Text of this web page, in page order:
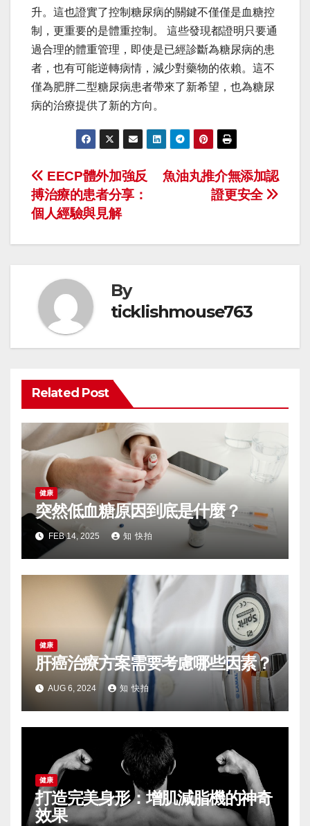
升。這也證實了控制糖尿病的關鍵不僅僅是血糖控
制，更重要的是體重控制。 這些發現都證明只要通
過合理的體重管理，即使是已經診斷為糖尿病的患
者，也有可能逆轉病情，減少對藥物的依賴。這不
僅為肥胖二型糖尿病患者帶來了新希望，也為糖尿
病的治療提供了新的方向。
Post
navigation
魚油丸推介無添加認
證更安全
EECP體外加強反
搏治療的患者分享：
個人經驗與見解
By
ticklishmouse763
Related Post
健康
突然低血糖原因到底是什麼？
FEB 14, 2025 知 快拍
健康
肝癌治療方案需要考慮哪些因素？
AUG 6, 2024 知 快拍
健康
打造完美身形：增肌減脂機的神奇
效果